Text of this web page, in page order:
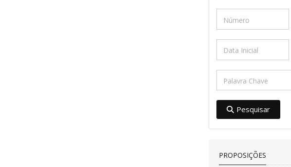
Pesquisar
PROPOSIÇÕES